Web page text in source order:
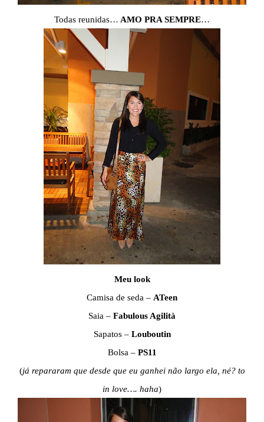
Todas reunidas… AMO PRA SEMPRE…
Meu look
Camisa de seda – ATeen
Saia – Fabulous Agilità
Sapatos –Louboutin
Bolsa – PS11
(já repararam que desde que eu ganhei não largo ela, né? to
in love…. haha)